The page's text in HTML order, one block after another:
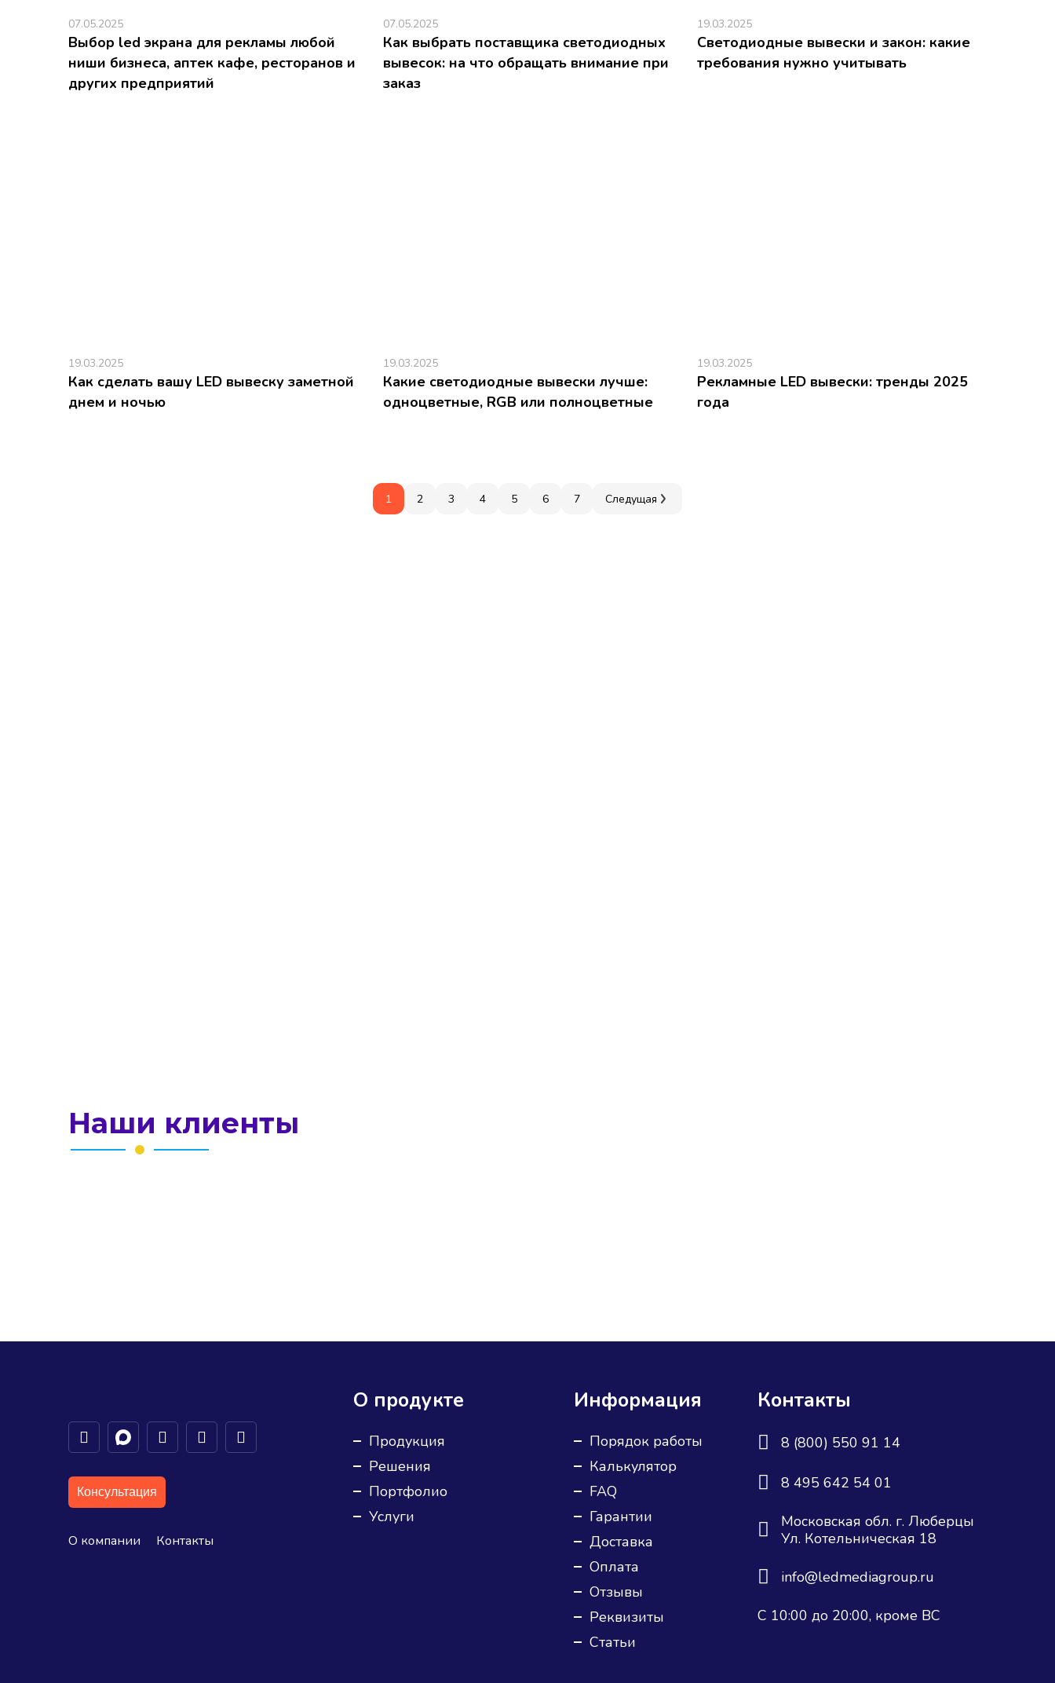
07.05.2025
Выбор led экрана для рекламы любой
ниши бизнеса, аптек кафе, ресторанов и
других предприятий
07.05.2025
Как выбрать поставщика светодиодных
вывесок: на что обращать внимание при
заказ
19.03.2025
Светодиодные вывески и закон: какие
требования нужно учитывать
19.03.2025
Как сделать вашу LED вывеску заметной
днем и ночью
19.03.2025
Какие светодиодные вывески лучше:
одноцветные, RGB или полноцветные
19.03.2025
Рекламные LED вывески: тренды 2025
года
1 2 3 4 5 6 7 Следущая
Наши клиенты
Консультация
О компании Контакты
О продукте
Продукция
Решения
Портфолио
Услуги
Информация
Порядок работы
Калькулятор
FAQ
Гарантии
Доставка
Оплата
Отзывы
Реквизиты
Статьи
Контакты
8 (800) 550 91 14
8 495 642 54 01
Московская обл. г. Люберцы
Ул. Котельническая 18
info@ledmediagroup.ru
С 10:00 до 20:00, кроме ВС